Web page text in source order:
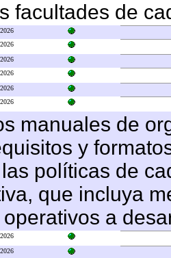
facultades de
manuales de
y
políticas de
que incluya
a